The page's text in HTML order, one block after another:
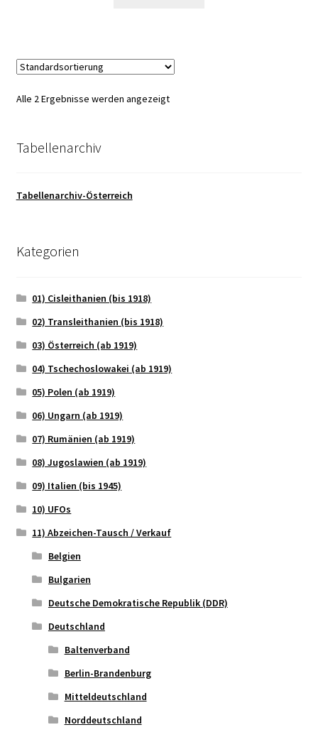
Alle 2 Ergebnisse werden angezeigt
Tabellenarchiv
Tabellenarchiv-Österreich
Kategorien
01) Cisleithanien (bis 1918)
02) Transleithanien (bis 1918)
03) Österreich (ab 1919)
04) Tschechoslowakei (ab 1919)
05) Polen (ab 1919)
06) Ungarn (ab 1919)
07) Rumänien (ab 1919)
08) Jugoslawien (ab 1919)
09) Italien (bis 1945)
10) UFOs
11) Abzeichen-Tausch / Verkauf
Belgien
Bulgarien
Deutsche Demokratische Republik (DDR)
Deutschland
Baltenverband
Berlin-Brandenburg
Mitteldeutschland
Norddeutschland